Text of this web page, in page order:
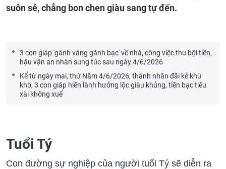
suôn sẻ, chẳng bon chen giàu sang tự đến.
3 con giáp 'gánh vàng gánh bạc' về nhà, công việc thu bội tiền,
hậu vận an nhàn sung túc sau ngày 4/6/2026
Kể từ ngày mai, thứ Năm 4/6/2026, thánh nhân đãi kẻ khù
khờ, 3 con giáp hiền lành hưởng lộc giàu khủng, tiền bạc tiêu
xài không xuể
Tuổi Tý
Con đường sự nghiệp của người tuổi Tý sẽ diễn ra